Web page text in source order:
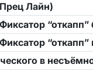
Лайн)
“откапп”
в